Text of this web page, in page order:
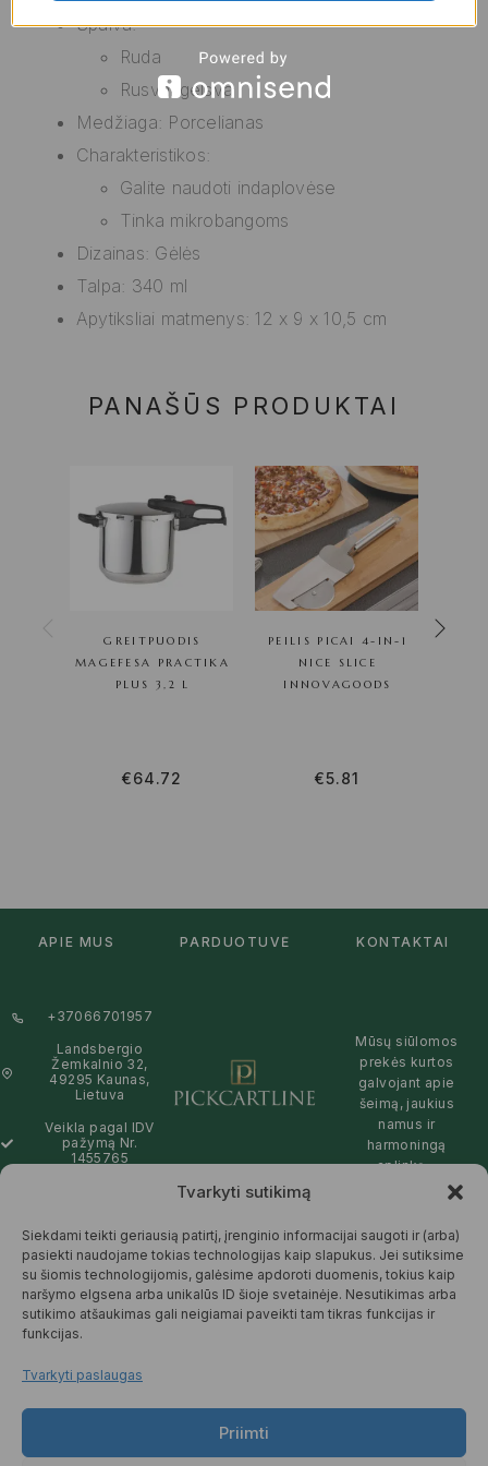
Tvarkyti sutikimą
Siekdami teikti geriausią patirtį, įrenginio informacijai saugoti ir (arba)
pasiekti naudojame tokias technologijas kaip slapukus. Jei sutiksime
su šiomis technologijomis, galėsime apdoroti duomenis, tokius kaip
naršymo elgsena arba unikalūs ID šioje svetainėje. Nesutikimas arba
sutikimo atšaukimas gali neigiamai paveikti tam tikras funkcijas ir
funkcijas.
Tvarkyti paslaugas
Priimti
Spalva:
Ruda
Rusvai gelsva
Medžiaga: Porcelianas
Charakteristikos:
Galite naudoti indaplovėse
Tinka mikrobangoms
Dizainas: Gėlės
Talpa: 340 ml
Apytiksliai matmenys: 12 x 9 x 10,5 cm
PANAŠŪS PRODUKTAI
GREITPUODIS
MAGEFESA PRACTIKA
PLUS 3,2 L
€64.72
PEILIS PICAI 4-IN-1
NICE SLICE
INNOVAGOODS
€5.81
APIE MUS PARDUOTUVĖ KONTAKTAI
+37066701957
Landsbergio
Žemkalnio 32,
49295 Kaunas,
Lietuva
Veikla pagal IDV
pažymą Nr.
1455765
09:00 - 19:00
Mūsų siūlomos
prekės kurtos
galvojant apie
šeimą, jaukius
namus ir
harmoningą
aplinką –
draugiškos tiek
Jums, tiek
gamtai.
DAUGIAU
© 2025 Pickcartline.com. Visos
teisės saugomos.